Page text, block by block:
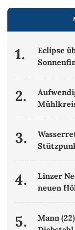
1.
Eclipse
2.
3.
4.
Linzer
neuen
5.
Mann